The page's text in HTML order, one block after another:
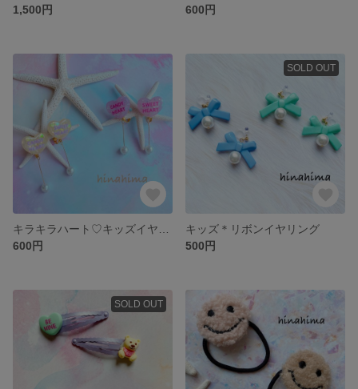
1,500円
600円
600円
SOLD OUT
キッズ＊リボンイヤリング
500円
SOLD OUT